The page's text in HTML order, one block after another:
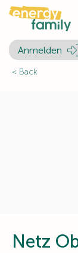
Anmelden
< Back
Netz